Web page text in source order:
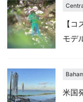
【
モデ
米国